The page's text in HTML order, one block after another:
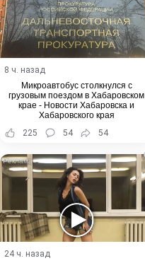
8 ч. назад
Микроавтобус столкнулся с
грузовым поездом в Хабаровском
крае - Новости Хабаровска и
Хабаровского края
225
54 54
24 ч. назад